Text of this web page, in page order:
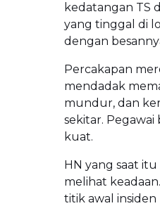
kedatangan TS
yang tinggal di
dengan
Percakapan
mendadak
mundur, dan
sekitar.
kuat.
HN yang saat
melihat
titik awal insiden